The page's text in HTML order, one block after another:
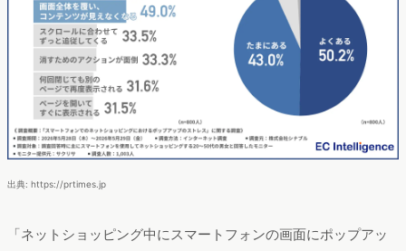
出典: https://prtimes.jp
「ネットショッピング中にスマートフォンの画面にポップアッ